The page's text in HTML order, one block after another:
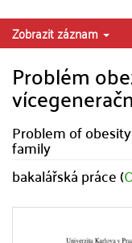
Zobrazit záznam
Problém
Problem of
family
bakalářská práce (